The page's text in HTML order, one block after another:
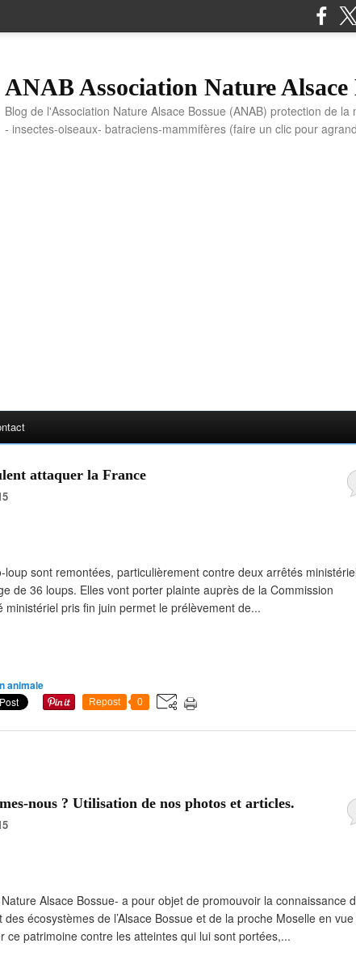
ANAB Association Nature Alsace
Blog de l'Association Nature Alsace Bossue (ANAB) protection de la
- insectes-oiseaux- batraciens-mammifères (faire un clic pour
attaquer la France
loup sont remontées, particulièrement contre deux arrêtés
de 36 loups. Elles vont porter plainte auprès de la Commission
ministériel pris fin juin permet le prélèvement de...
animale
Repost 0
nous ? Utilisation de nos photos et articles.
Nature Alsace Bossue- a pour objet de promouvoir la connaissance
écosystèmes de l’Alsace Bossue et de la proche Moselle en
ce patrimoine contre les atteintes qui lui sont portées,...